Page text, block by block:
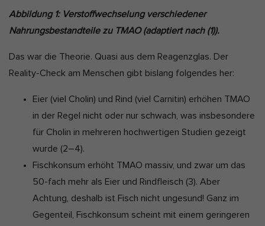
Abbildung 1: Verstoffwechselung verschiedener
Nahrungsbestandteile zu TMAO (adaptiert nach (1)).
Das war die Theorie. Quasi aus dem Reagenzglas. Der
Reality-Check am Menschen gibt bislang folgendes her:
Eier (viel Cholin) und Rind (viel Carnitin) erhöhen TMAO
in der Regel nicht oder nur schwach, was insbesondere
für Cholin in mehreren hochwertigen Studien gezeigt
wurde (2–4).
Fischkonsum erhöht TMAO massiv, und zwar um das
50-fach mehr als Eier und Rindfleisch (3). Aber
Achtung, deshalb ist Fisch nicht ungesund! Ganz im
Gegenteil, Fischkonsum scheint mit einem geringeren